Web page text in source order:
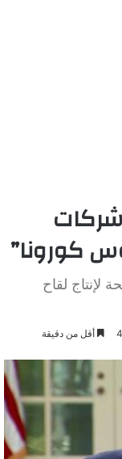
كورونا”
لقاح
أقل من دقيقة